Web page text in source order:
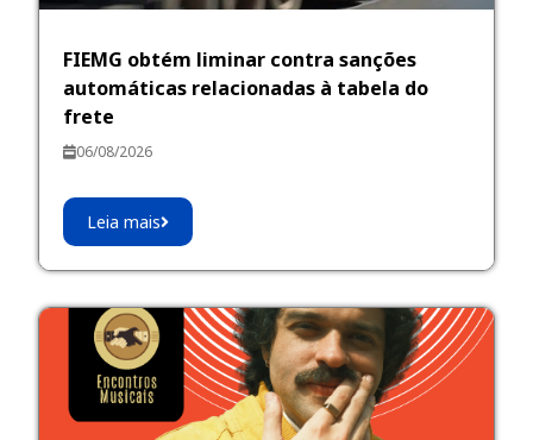
FIEMG obtém liminar contra sanções
automáticas relacionadas à tabela do
frete
06/08/2026
Leia mais